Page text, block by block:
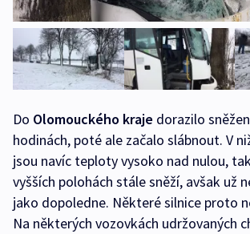
Do Olomouckého kraje dorazilo
hodinách, poté ale začalo slábnout. V
jsou navíc teploty vysoko nad nulou,
vyšších polohách stále sněží, avšak už
jako dopoledne. Některé silnice proto
Na některých vozovkách udržovaných